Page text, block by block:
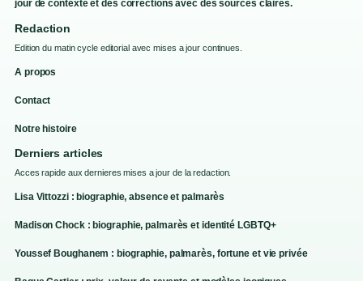
jour de contexte et des corrections avec des sources claires.
Redaction
Edition du matin cycle editorial avec mises a jour continues.
A propos
Contact
Notre histoire
Derniers articles
Acces rapide aux dernieres mises a jour de la redaction.
Lisa Vittozzi : biographie, absence et palmarès
Madison Chock : biographie, palmarès et identité LGBTQ+
Youssef Boughanem : biographie, palmarès, fortune et vie privée